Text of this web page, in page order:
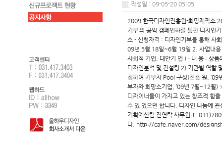
작성일 : 09-05-20 05:05
2009 한국디자인진흥원-희망제작소
기부’의 공익 캠페인화를 통한 디자인
소 - 신청자격 : 디자인기부를 통해 사
09년 5월 18일~6월 19일 2. 사업내용
사회적 기업, 대안기 업 ) - 내 용 : 상
디자인분석 및 컨설팅 2) 기관별 역할
집하여 기부자 Pool 구성(진흥 원,
부자와 희망소기업, ’09년 7월~12월)
디자이너들이 가지고 있는 창조적 힘
수 있 었으면 합니다. 디자인 나눔에
기획예산팀 진연탁 사무원 T.
다. http://cafe.naver.com/